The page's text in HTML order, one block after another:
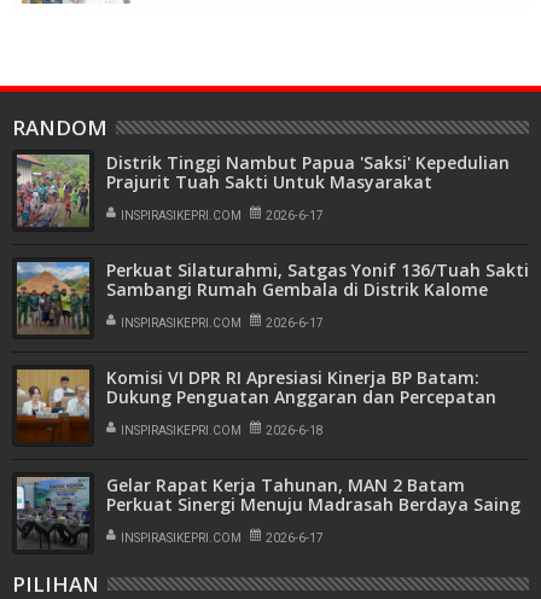
RANDOM
Distrik Tinggi Nambut Papua 'Saksi' Kepedulian
Prajurit Tuah Sakti Untuk Masyarakat
INSPIRASIKEPRI.COM 2026-6-17
Perkuat Silaturahmi, Satgas Yonif 136/Tuah Sakti
Sambangi Rumah Gembala di Distrik Kalome
INSPIRASIKEPRI.COM 2026-6-17
Komisi VI DPR RI Apresiasi Kinerja BP Batam:
Dukung Penguatan Anggaran dan Percepatan
Program Investasi Tahun 2027
INSPIRASIKEPRI.COM 2026-6-18
Gelar Rapat Kerja Tahunan, MAN 2 Batam
Perkuat Sinergi Menuju Madrasah Berdaya Saing
INSPIRASIKEPRI.COM 2026-6-17
PILIHAN